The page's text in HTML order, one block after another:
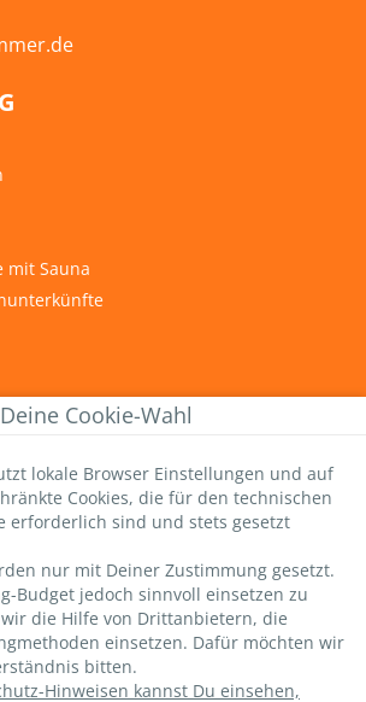
Deine Cookie-Wahl
lokale Browser Einstellungen und auf
Cookies, die für den technischen
erforderlich sind und stets gesetzt
nur mit Deiner Zustimmung gesetzt.
Budget jedoch sinnvoll einsetzen zu
die Hilfe von Drittanbietern, die
einsetzen. Dafür möchten wir
bitten.
Hinweisen kannst Du einsehen,
mit Sauna